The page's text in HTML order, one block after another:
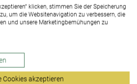
klicken, stimmen Sie der Speicherung
um die Websitenavigation zu verbessern, die
und unsere Marketingbemühungen zu
Cookies akzeptieren